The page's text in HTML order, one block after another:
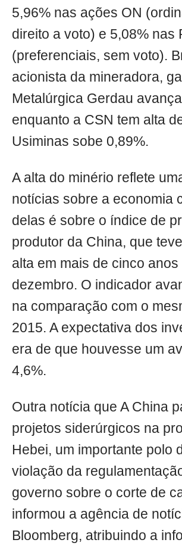
5,96% nas ações ON
direito a voto) e 5,08% nas
(preferenciais, sem voto).
acionista da mineradora,
Metalúrgica Gerdau
enquanto a CSN tem alta
Usiminas sobe 0,89%.
A alta do minério reflete
notícias sobre a economia
delas é sobre o índice de
produtor da China, que
alta em mais de cinco anos
dezembro. O indicador
na comparação com o
2015. A expectativa dos
era de que houvesse um
4,6%.
Outra notícia que A China
projetos siderúrgicos na
Hebei, um importante polo
violação da
governo sobre o corte de
informou a agência de
Bloomberg, atribuindo a